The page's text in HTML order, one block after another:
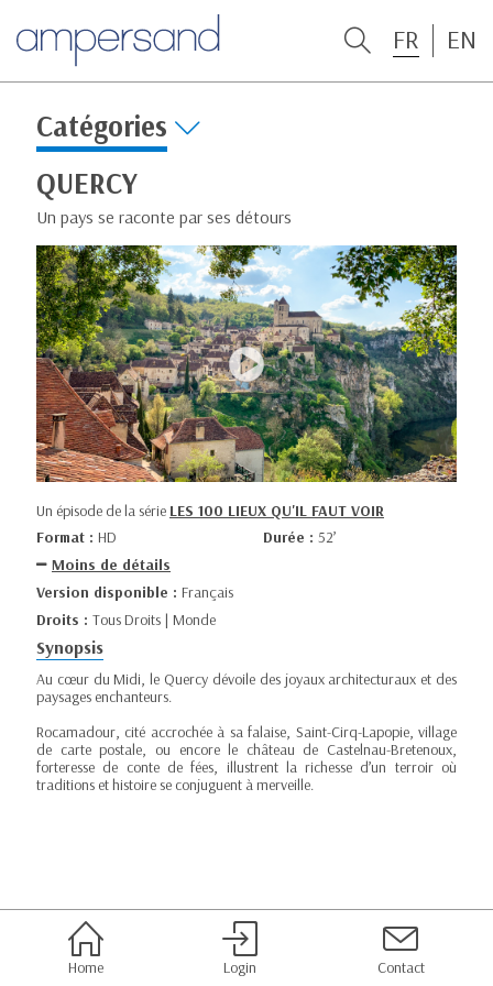
FR EN
Catégories
QUERCY
Un pays se raconte par ses détours
Un épisode de la série LES 100 LIEUX QU'IL FAUT VOIR
Format : HD Durée : 52’
Moins de détails
Version disponible : Français
Droits : Tous Droits | Monde
Synopsis
Au cœur du Midi, le Quercy dévoile des joyaux architecturaux et des
paysages enchanteurs.
Rocamadour, cité accrochée à sa falaise, Saint-Cirq-Lapopie, village
de carte postale, ou encore le château de Castelnau-Bretenoux,
forteresse de conte de fées, illustrent la richesse d’un terroir où
traditions et histoire se conjuguent à merveille.
Home Login Contact